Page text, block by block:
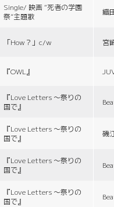
Single/ 映画 “死者の学園
祭”主題歌
織
「How？」c/w 宮
『OWL』
『Love Letters 〜祭りの
国で』
『Love Letters 〜祭りの
国で』
磯
『Love Letters 〜祭りの
国で』
『Love Letters 〜祭りの
国で』